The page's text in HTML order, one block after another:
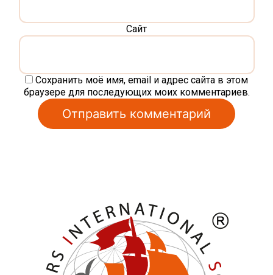
Сайт
Сохранить моё имя, email и адрес сайта в этом
браузере для последующих моих комментариев.